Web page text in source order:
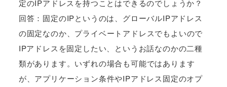
定のIPアドレスを持つことはできるのでしょうか？
回答：固定のIPというのは、グローバルIPアドレス
の固定なのか、プライベートアドレスでもよいので
IPアドレスを固定したい、というお話なのかの二種
類があります。いずれの場合も可能ではあります
が、アプリケーション条件やIPアドレス固定のオプ